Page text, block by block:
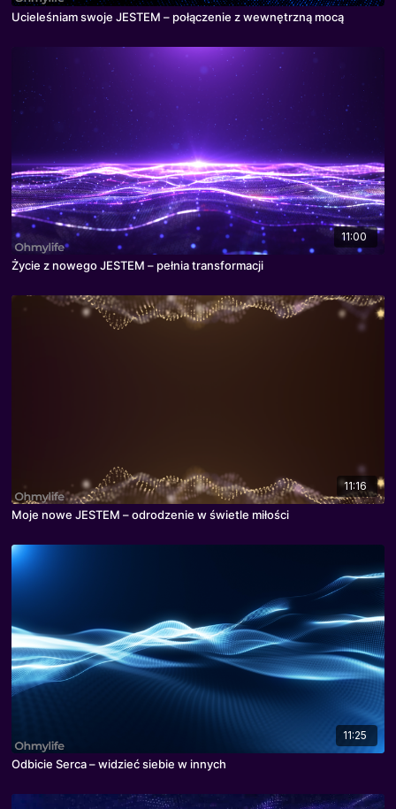
Ucieleśniam swoje JESTEM – połączenie z wewnętrzną mocą
11:00
Życie z nowego JESTEM – pełnia transformacji
11:16
Moje nowe JESTEM – odrodzenie w świetle miłości
11:25
Odbicie Serca – widzieć siebie w innych